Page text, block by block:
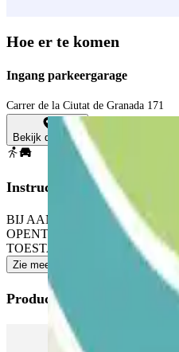
Hoe er te komen
Ingang parkeergarage
Carrer de la Ciutat de Granada 171
Bekijk de kaart
Instructies
BIJ AANKOMST: Rij de
OPENT: Gebruik de intercom
TOESTAAT: Volg dezelfde
Zie meer
Producten van Parclick